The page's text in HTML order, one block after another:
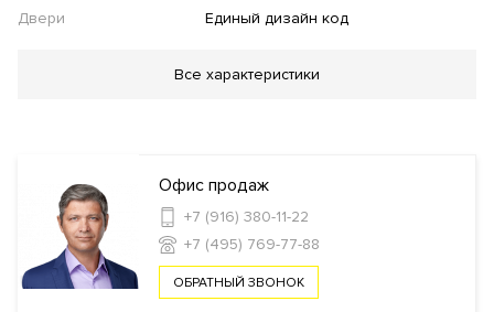
Двери
Единый дизайн код
Консьерж сервис
Безопасность
Все характеристики
Офис продаж
+7 (916) 380-11-22
+7 (495) 769-77-88
ОБРАТНЫЙ ЗВОНОК